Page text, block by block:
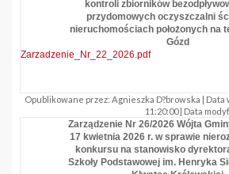
kontroli zbiorników
przydomowych oczyszczalni
nieruchomościach położonych na
Gózd
Zarzadzenie_Nr_22_2026.pdf
Opublikowane przez: Agnieszka D?browska |
11:20:00 | Data
Zarządzenie Nr 26/2026 Wójta
17 kwietnia 2026 r. w sprawie
konkursu na stanowisko
Szkoły Podstawowej im. Henryka